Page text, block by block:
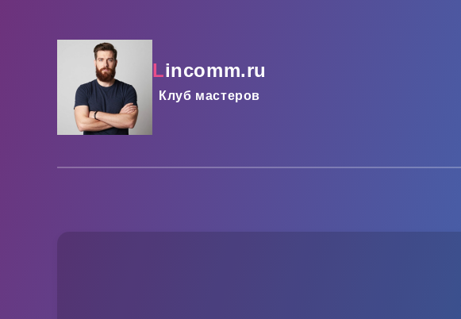
lincomm.ru
Клуб мастеров